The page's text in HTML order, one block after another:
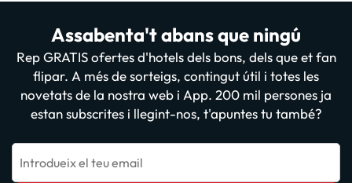
Assabenta't abans que ningú
Rep GRATIS ofertes d'hotels dels bons, dels que et fan
flipar. A més de sorteigs, contingut útil i totes les
novetats de la nostra web i App. 200 mil persones ja
estan subscrites i llegint-nos, t'apuntes tu també?
Introdueix el teu email